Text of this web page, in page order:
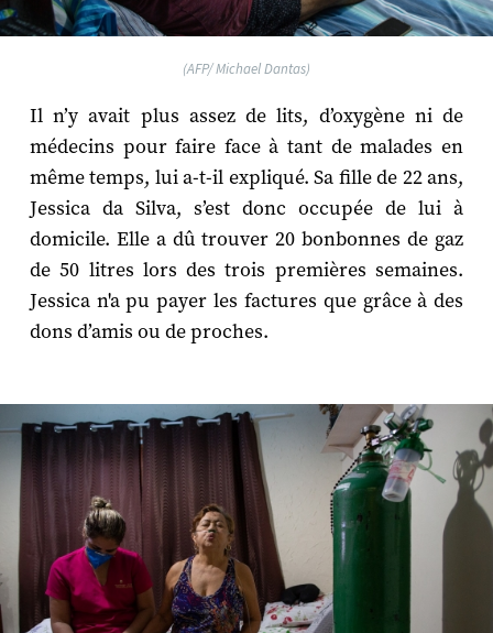
(AFP/ Michael Dantas)
Il n’y avait plus assez de lits, d’oxygène ni de
médecins pour faire face à tant de malades en
même temps, lui a-t-il expliqué. Sa fille de 22 ans,
Jessica da Silva, s’est donc occupée de lui à
domicile. Elle a dû trouver 20 bonbonnes de gaz
de 50 litres lors des trois premières semaines.
Jessica n'a pu payer les factures que grâce à des
dons d’amis ou de proches.